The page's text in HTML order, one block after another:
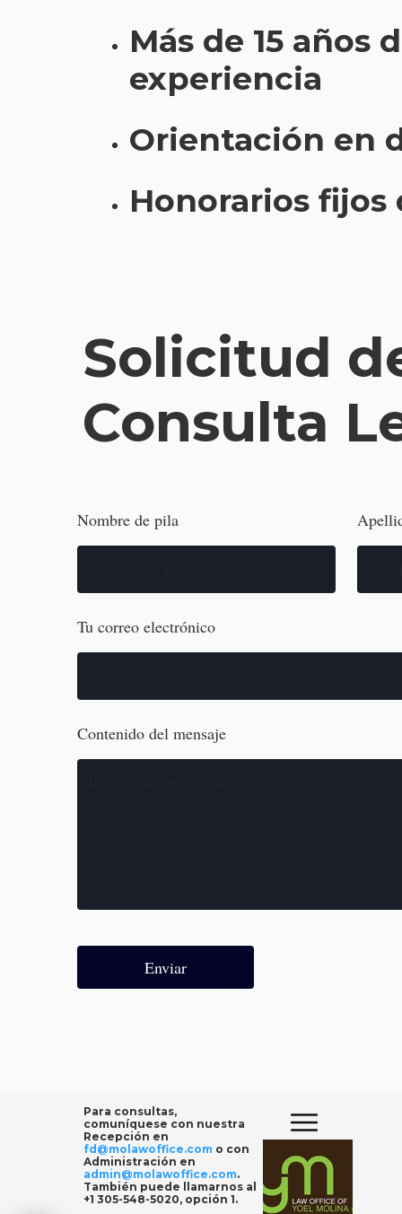
Más de 15 años
experiencia
Orientación en
Honorarios
Solicitud
Consulta
Nombre de pila
Tu correo electrónico
Contenido del mensaje
Enviar
Para consultas,
comuníquese con nuestra
Recepción en
fd@molawoffice.com o con
Administración en
admin@molawoffice.com.
También puede llamarnos al
+1 305-548-5020, opción 1.